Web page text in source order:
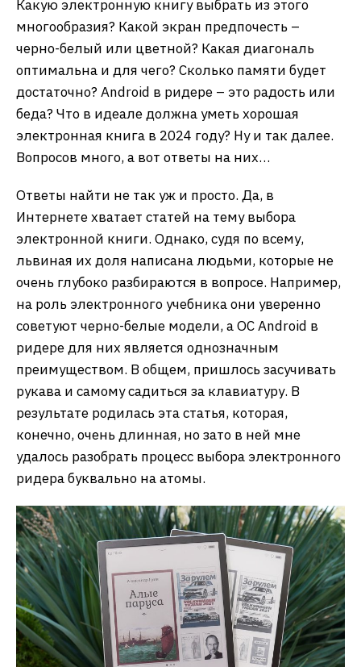
Какую электронную книгу выбрать из этого
многообразия? Какой экран предпочесть –
черно-белый или цветной? Какая диагональ
оптимальна и для чего? Сколько памяти будет
достаточно? Android в ридере – это радость или
беда? Что в идеале должна уметь хорошая
электронная книга в 2024 году? Ну и так далее.
Вопросов много, а вот ответы на них…
Ответы найти не так уж и просто. Да, в
Интернете хватает статей на тему выбора
электронной книги. Однако, судя по всему,
львиная их доля написана людьми, которые не
очень глубоко разбираются в вопросе. Например,
на роль электронного учебника они уверенно
советуют черно-белые модели, а ОС Android в
ридере для них является однозначным
преимуществом. В общем, пришлось засучивать
рукава и самому садиться за клавиатуру. В
результате родилась эта статья, которая,
конечно, очень длинная, но зато в ней мне
удалось разобрать процесс выбора электронного
ридера буквально на атомы.